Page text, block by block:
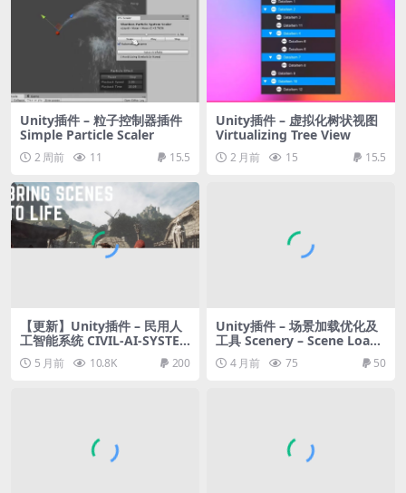
Unity插件 – 粒子控制器插件
Simple Particle Scaler
2 周前 11 15.5
Unity插件 – 虚拟化树状视图
Virtualizing Tree View
2 月前 15 15.5
【更新】Unity插件 – 民用人
工智能系统 CIVIL-AI-SYSTE
M 5 月前 10.8K 200
Unity插件 – 场景加载优化及
工具 Scenery – Scene Loadi
ng Optimisation & Tools
4 月前 75 50